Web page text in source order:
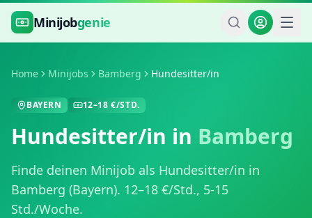
Zum Hauptinhalt springen
Minijobgenie
Home Minijobs Bamberg Hundesitter/in
BAYERN 12–18 €/STD.
Hundesitter/in in Bamberg
Finde deinen Minijob als Hundesitter/in in
Bamberg (Bayern). 12–18 €/Std., 5-15
Std./Woche.